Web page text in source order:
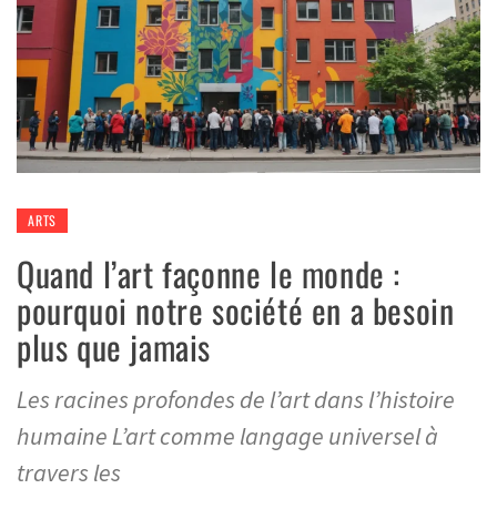
ARTS
Quand l’art façonne le monde :
pourquoi notre société en a besoin
plus que jamais
Les racines profondes de l’art dans l’histoire
humaine L’art comme langage universel à
travers les